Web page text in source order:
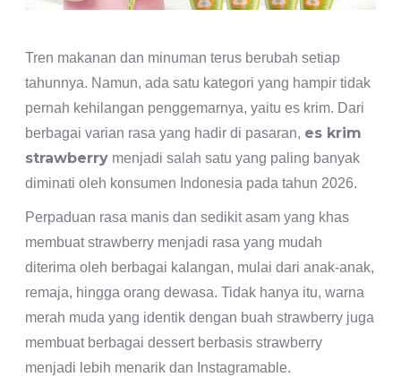
Tren makanan dan minuman terus berubah setiap
tahunnya. Namun, ada satu kategori yang hampir tidak
pernah kehilangan penggemarnya, yaitu es krim. Dari
berbagai varian rasa yang hadir di pasaran, es krim
strawberry menjadi salah satu yang paling banyak
diminati oleh konsumen Indonesia pada tahun 2026.
Perpaduan rasa manis dan sedikit asam yang khas
membuat strawberry menjadi rasa yang mudah
diterima oleh berbagai kalangan, mulai dari anak-anak,
remaja, hingga orang dewasa. Tidak hanya itu, warna
merah muda yang identik dengan buah strawberry juga
membuat berbagai dessert berbasis strawberry
menjadi lebih menarik dan Instagramable.